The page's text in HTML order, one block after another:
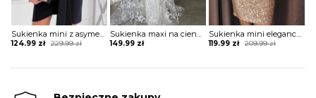
Sukienka mini z asymetrycznym długim rękawem
229.99zł
Original
124.99 zł
Current
Sukienka maxi na cienkich ramiączkach koronkowa
149.99 zł
Sukienka mini elegancka z rozcięciami na rękawach
209.99zł
Original
119.99 zł
Current